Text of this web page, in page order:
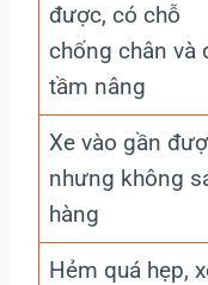
được, có chỗ
chống chân và
tầm nâng
Xe vào gần
nhưng không
hàng
Hẻm quá hẹp,